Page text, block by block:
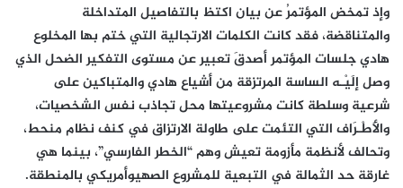
وإذ تمخض المؤتمرُ عن بيان اكتظ بالتفاصيل المتداخلة
والمتناقضة، فقد كانت الكلمات الارتجالية التي ختم بها المخلوع
هادي جلسات المؤتمر أصدقَ تعبير عن مستوى التفكير الضحل الذي
وصل إلَيْـه الساسة المرتزقة من أشياع هادي والمتباكين على
شرعية وسلطة كانت مشروعيتها محل تجاذب نفس الشخصيات،
والأَطْـرَاف التي التئمت على طاولة الارتزاق في كنف نظام منحط،
وتحالف لأنظمة مأزومة تعيش وهم “الخطر الفارسي”، بينما هي
غارقة حد الثمالة في التبعية للمشروع الصهيوأمريكي بالمنطقة.